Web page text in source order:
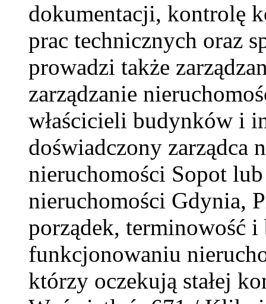
dokumentacji, kontrolę
prac technicznych oraz
prowadzi także
zarządzanie
właścicieli budynków i
doświadczony zarządca
nieruchomości Sopot
nieruchomości Gdynia,
porządek, terminowość
funkcjonowaniu
którzy oczekują stałej